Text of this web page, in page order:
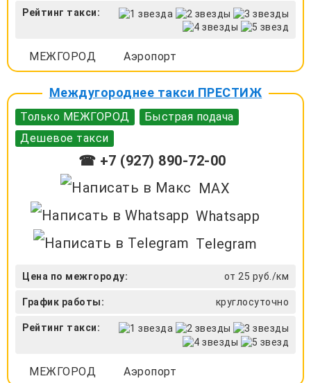
Рейтинг такси:
МЕЖГОРОД Аэропорт
Междугороднее такси ПРЕСТИЖ
Только МЕЖГОРОД
Быстрая подача
Дешевое такси
☎ +7 (927) 890-72-00
MAX
Whatsapp
Telegram
Цена по межгороду: от 25 руб./км
График работы: круглосуточно
Рейтинг такси:
МЕЖГОРОД Аэропорт